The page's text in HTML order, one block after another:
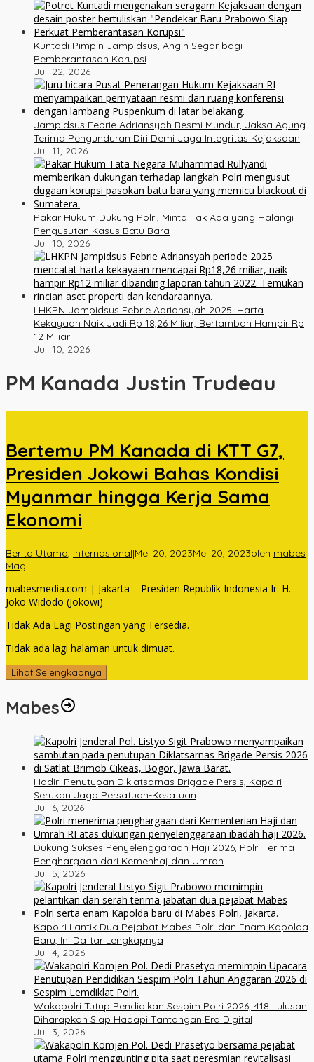
Kuntadi Pimpin Jampidsus, Angin Segar bagi
Pemberantasan Korupsi
Juli 22, 2026
Jampidsus Febrie Adriansyah Resmi Mundur, Jaksa Agung
Terima Pengunduran Diri Demi Jaga Integritas Kejaksaan
Juli 11, 2026
Pakar Hukum Dukung Polri, Minta Tak Ada yang Halangi
Pengusutan Kasus Batu Bara
Juli 10, 2026
LHKPN Jampidsus Febrie Adriansyah 2025: Harta
Kekayaan Naik Jadi Rp 18,26 Miliar, Bertambah Hampir Rp
12 Miliar
Juli 10, 2026
PM Kanada Justin Trudeau
Bertemu PM Kanada di KTT G7,
Presiden Jokowi Bahas Kondisi
Myanmar hingga Kerja Sama
Ekonomi
Berita Utama, Internasional|Mei 20, 2023Mei 20, 2023oleh mabes
Mag
mabesmedia.com | Jakarta – Presiden Republik Indonesia Ir. H.
Joko Widodo (Jokowi)
Tidak Ada Lagi Postingan yang Tersedia.
Tidak ada lagi halaman untuk dimuat.
Lihat Selengkapnya
Mabes
Hadiri Penutupan Diklatsarnas Brigade Persis, Kapolri
Serukan Jaga Persatuan-Kesatuan
Juli 6, 2026
Dukung Sukses Penyelenggaraan Haji 2026, Polri Terima
Penghargaan dari Kemenhaj dan Umrah
Juli 5, 2026
Kapolri Lantik Dua Pejabat Mabes Polri dan Enam Kapolda
Baru, Ini Daftar Lengkapnya
Juli 4, 2026
Wakapolri Tutup Pendidikan Sespim Polri 2026, 418 Lulusan
Diharapkan Siap Hadapi Tantangan Era Digital
Juli 3, 2026